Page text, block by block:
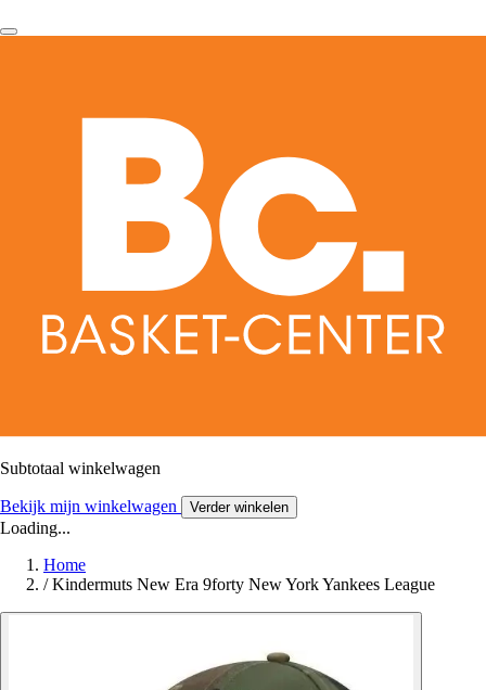
Subtotaal winkelwagen
Bekijk mijn winkelwagen Verder winkelen
Loading...
Home
/ Kindermuts New Era 9forty New York Yankees League